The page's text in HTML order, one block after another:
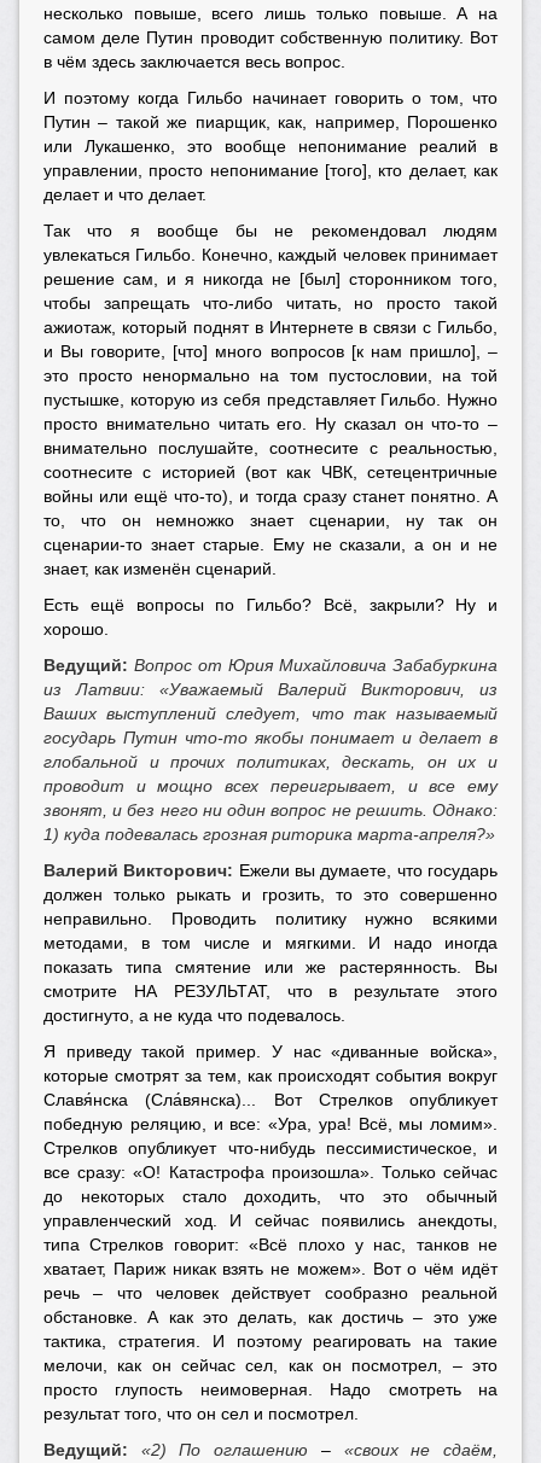
несколько повыше, всего лишь только повыше. А на
самом деле Путин проводит собственную политику. Вот
в чём здесь заключается весь вопрос.
И поэтому когда Гильбо начинает говорить о том, что
Путин – такой же пиарщик, как, например, Порошенко
или Лукашенко, это вообще непонимание реалий в
управлении, просто непонимание [того], кто делает, как
делает и что делает.
Так что я вообще бы не рекомендовал людям
увлекаться Гильбо. Конечно, каждый человек принимает
решение сам, и я никогда не [был] сторонником того,
чтобы запрещать что-либо читать, но просто такой
ажиотаж, который поднят в Интернете в связи с Гильбо,
и Вы говорите, [что] много вопросов [к нам пришло], –
это просто ненормально на том пустословии, на той
пустышке, которую из себя представляет Гильбо. Нужно
просто внимательно читать его. Ну сказал он что-то –
внимательно послушайте, соотнесите с реальностью,
соотнесите с историей (вот как ЧВК, сетецентричные
войны или ещё что-то), и тогда сразу станет понятно. А
то, что он немножко знает сценарии, ну так он
сценарии-то знает старые. Ему не сказали, а он и не
знает, как изменён сценарий.
Есть ещё вопросы по Гильбо? Всё, закрыли? Ну и
хорошо.
Ведущий: Вопрос от Юрия Михайловича Забабуркина
из Латвии:
«Уважаемый Валерий Викторович, из
Ваших выступлений следует, что так называемый
государь Путин что-то якобы понимает и делает в
глобальной и прочих политиках, дескать, он их и
проводит и мощно всех переигрывает, и все ему
звонят, и без него ни один вопрос не решить. Однако:
1) куда подевалась грозная риторика марта-апреля?»
Валерий Викторович: Ежели вы думаете, что государь
должен только рыкать и грозить, то это совершенно
неправильно. Проводить политику нужно всякими
методами, в том числе и мягкими. И надо иногда
показать типа смятение или же растерянность. Вы
смотрите НА РЕЗУЛЬТАТ, что в результате этого
достигнуто, а не куда что подевалось.
Я приведу такой пример. У нас «диванные войска»,
которые смотрят за тем, как происходят события вокруг
Славя́нска (Сла́вянска)... Вот Стрелков опубликует
победную реляцию, и все: «Ура, ура! Всё, мы ломим».
Стрелков опубликует что-нибудь пессимистическое, и
все сразу: «О! Катастрофа произошла». Только сейчас
до некоторых стало доходить, что это обычный
управленческий ход. И сейчас появились анекдоты,
типа Стрелков говорит: «Всё плохо у нас, танков не
хватает, Париж никак взять не можем». Вот о чём идёт
речь – что человек действует сообразно реальной
обстановке. А как это делать, как достичь – это уже
тактика, стратегия. И поэтому реагировать на такие
мелочи, как он сейчас сел, как он посмотрел, – это
просто глупость неимоверная. Надо смотреть на
результат того, что он сел и посмотрел.
Ведущий:
«2) По оглашению – «своих не сдаём,